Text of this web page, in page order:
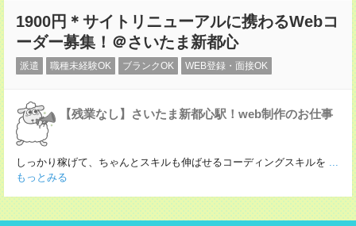
1900円＊サイトリニューアルに携わるWebコ
ーダー募集！＠さいたま新都心
派遣 職種未経験OK ブランクOK WEB登録・面接OK
【残業なし】さいたま新都心駅！web制作のお仕事
しっかり稼げて、ちゃんとスキルも伸ばせるコーディングスキルを ...
もっとみる